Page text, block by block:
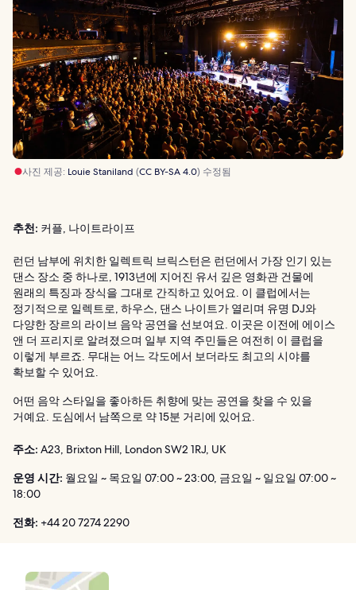
사진 제공: Louie Staniland (CC BY-SA 4.0) 수정됨
추천: 커플, 나이트라이프
런던 남부에 위치한 일렉트릭 브릭스턴은 런던에서 가장 인기 있는
댄스 장소 중 하나로, 1913년에 지어진 유서 깊은 영화관 건물에
원래의 특징과 장식을 그대로 간직하고 있어요. 이 클럽에서는
정기적으로 일렉트로, 하우스, 댄스 나이트가 열리며 유명 DJ와
다양한 장르의 라이브 음악 공연을 선보여요. 이곳은 이전에 에이스
앤 더 프리지로 알려졌으며 일부 지역 주민들은 여전히 이 클럽을
이렇게 부르죠. 무대는 어느 각도에서 보더라도 최고의 시야를
확보할 수 있어요.
어떤 음악 스타일을 좋아하든 취향에 맞는 공연을 찾을 수 있을
거예요. 도심에서 남쪽으로 약 15분 거리에 있어요.
주소: A23, Brixton Hill, London SW2 1RJ, UK
운영 시간: 월요일 ~ 목요일 07:00 ~ 23:00, 금요일 ~ 일요일 07:00 ~
18:00
전화: +44 20 7274 2290